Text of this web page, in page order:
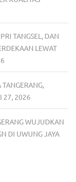
TANGSEL, DAN
LEWAT
27, 2026
WUJUDKAN
DI UWUNG JAYA